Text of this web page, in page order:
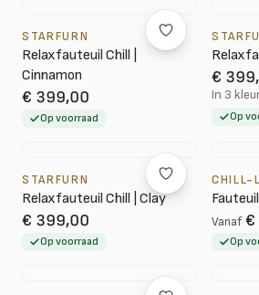
STARFURN
Relaxfauteuil Chill |
Cinnamon
€ 399,00
Op voorraad
€
In 3
Op
STARFURN
Relaxfauteuil Chill | Clay
€ 399,00
Op voorraad
CHILL-
Vanaf €
Op